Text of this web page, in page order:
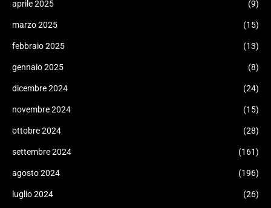
aprile 2025 (9)
marzo 2025 (15)
febbraio 2025 (13)
gennaio 2025 (8)
dicembre 2024 (24)
novembre 2024 (15)
ottobre 2024 (28)
settembre 2024 (161)
agosto 2024 (196)
luglio 2024 (26)